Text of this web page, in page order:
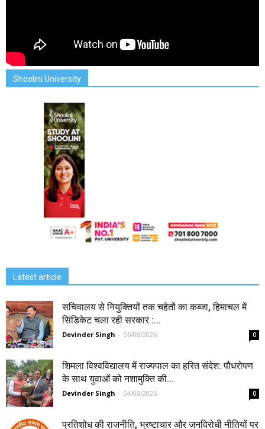
Shoolini University
Latest article
सचिवालय से नियुक्तियों तक चहेतों का कब्जा, हिमाचल में
सिंडिकेट चला रही सरकार :...
Devinder Singh - 06/08/2026 0
शिमला विश्वविद्यालय में राज्यपाल का हरित संदेश: पौधरोपण
के साथ युवाओं को नशामुक्ति की...
Devinder Singh - 04/08/2026 0
प्रतिशोध की राजनीति, भ्रष्टाचार और जनविरोधी नीतियों पर